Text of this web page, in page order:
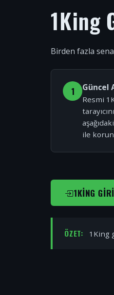
1King
Birden fazla
1 Güncel
Resmi
ile
1KING
ÖZET: 1King